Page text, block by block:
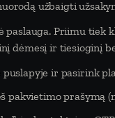
užbaigti
paslauga. Priimu
dėmesį ir tiesioginį
ir pasirink
pakvietimo prašymą